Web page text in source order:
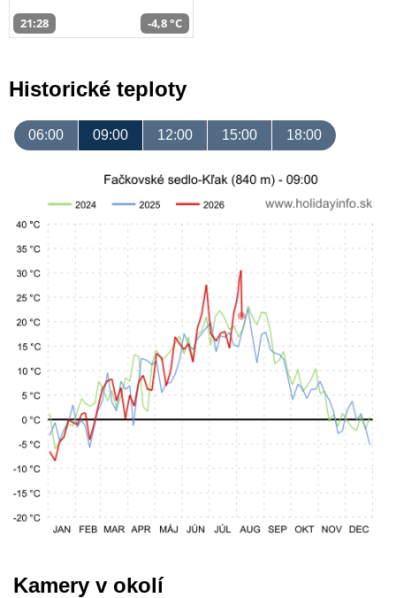
21:28 -4,8 °C
Historické teploty
06:00 09:00 12:00 15:00 18:00
Kamery v okolí